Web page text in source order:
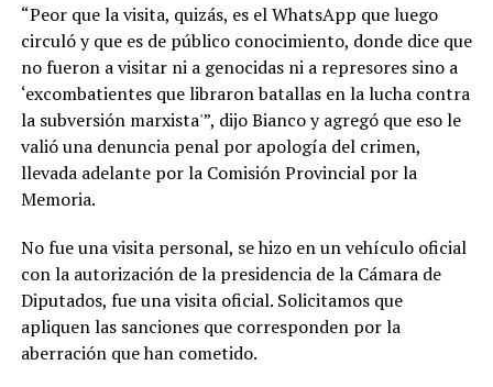
“Peor que la visita, quizás, es el WhatsApp que luego
circuló y que es de público conocimiento, donde dice que
no fueron a visitar ni a genocidas ni a represores sino a
‘excombatientes que libraron batallas en la lucha contra
la subversión marxista'”, dijo Bianco y agregó que eso le
valió una denuncia penal por apología del crimen,
llevada adelante por la Comisión Provincial por la
Memoria.
No fue una visita personal, se hizo en un vehículo oficial
con la autorización de la presidencia de la Cámara de
Diputados, fue una visita oficial. Solicitamos que
apliquen las sanciones que corresponden por la
aberración que han cometido.